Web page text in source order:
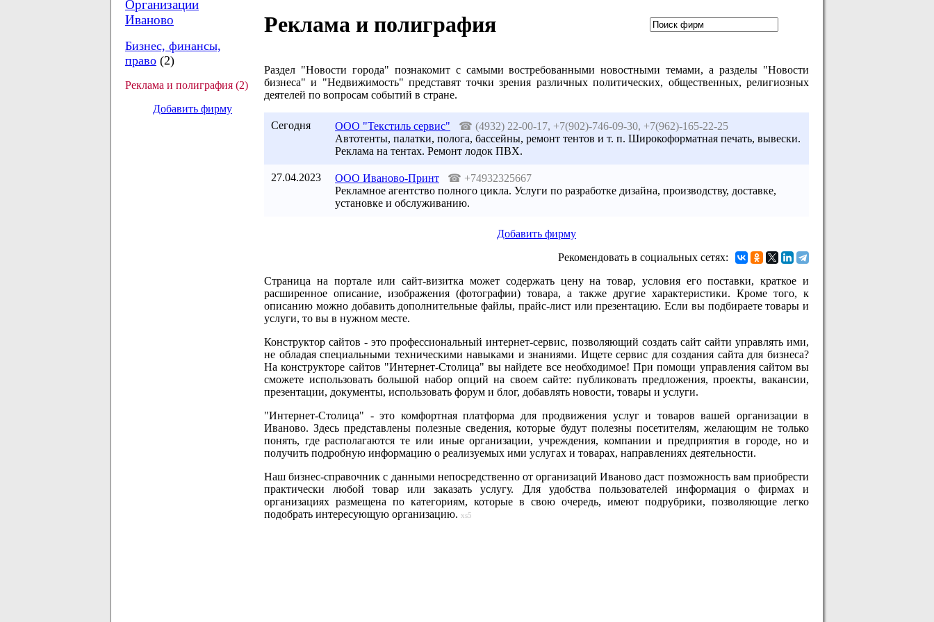
Организации
Иваново
Бизнес, финансы,
право (2)
Реклама и полиграфия (2)
Добавить фирму
Реклама и полиграфия
Раздел "Новости города" познакомит с самыми востребованными новостными темами, а разделы "Новости
бизнеса" и "Недвижимость" представят точки зрения различных политических, общественных, религиозных
деятелей по вопросам событий в стране.
Сегодня ООО "Текстиль сервис" ☎ (4932) 22-00-17, +7(902)-746-09-30, +7(962)-165-22-25
Автотенты, палатки, полога, бассейны, ремонт тентов и т. п. Широкоформатная печать, вывески.
Реклама на тентах. Ремонт лодок ПВХ.
27.04.2023 ООО Иваново-Принт ☎ +74932325667
Рекламное агентство полного цикла. Услуги по разработке дизайна, производству, доставке,
установке и обслуживанию.
Добавить фирму
Рекомендовать в социальных сетях:
Страница на портале или сайт-визитка может содержать цену на товар, условия его поставки, краткое и
расширенное описание, изображения (фотографии) товара, а также другие характеристики. Кроме того, к
описанию можно добавить дополнительные файлы, прайс-лист или презентацию. Если вы подбираете товары и
услуги, то вы в нужном месте.
Конструктор сайтов - это профессиональный интернет-сервис, позволяющий создать сайт сайти управлять ими,
не обладая специальными техническими навыками и знаниями. Ищете сервис для создания сайта для бизнеса?
На конструкторе сайтов "Интернет-Столица" вы найдете все необходимое! При помощи управления сайтом вы
сможете использовать большой набор опций на своем сайте: публиковать предложения, проекты, вакансии,
презентации, документы, использовать форум и блог, добавлять новости, товары и услуги.
"Интернет-Столица" - это комфортная платформа для продвижения услуг и товаров вашей организации в
Иваново. Здесь представлены полезные сведения, которые будут полезны посетителям, желающим не только
понять, где располагаются те или иные организации, учреждения, компании и предприятия в городе, но и
получить подробную информацию о реализуемых ими услугах и товарах, направлениях деятельности.
Наш бизнес-справочник с данными непосредственно от организаций Иваново даст позможность вам приобрести
практически любой товар или заказать услугу. Для удобства пользователей информация о фирмах и
организациях размещена по категориям, которые в свою очередь, имеют подрубрики, позволяющие легко
подобрать интересующую организацию. xs5